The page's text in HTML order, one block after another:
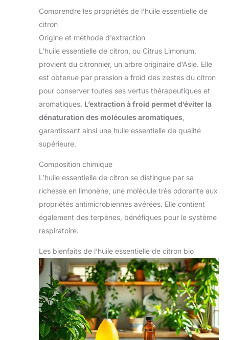
Comprendre les propriétés de l’huile essentielle de
citron
Origine et méthode d’extraction
L’huile essentielle de citron, ou Citrus Limonum,
provient du citronnier, un arbre originaire d’Asie. Elle
est obtenue par pression à froid des zestes du citron
pour conserver toutes ses vertus thérapeutiques et
aromatiques. L’extraction à froid permet d’éviter la
dénaturation des molécules aromatiques
garantissant ainsi une huile essentielle de qualité
supérieure.
Composition chimique
L’huile essentielle de citron se distingue par sa
richesse en limonène, une molécule très odorante aux
propriétés antimicrobiennes avérées. Elle contient
également des terpènes, bénéfiques pour le système
respiratoire.
Les bienfaits de l’huile essentielle de citron bio